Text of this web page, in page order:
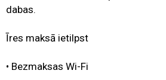
dabas.
Īres maksā ietilpst
• Bezmaksas Wi-Fi